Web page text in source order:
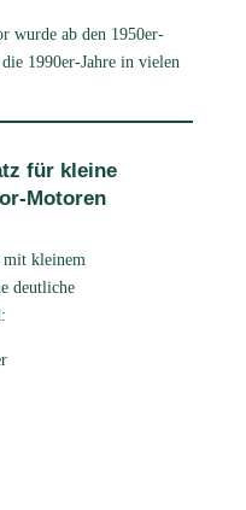
wurde ab den 1950er-
1990er-Jahre in vielen
für kleine
Motoren
mit kleinem
deutliche